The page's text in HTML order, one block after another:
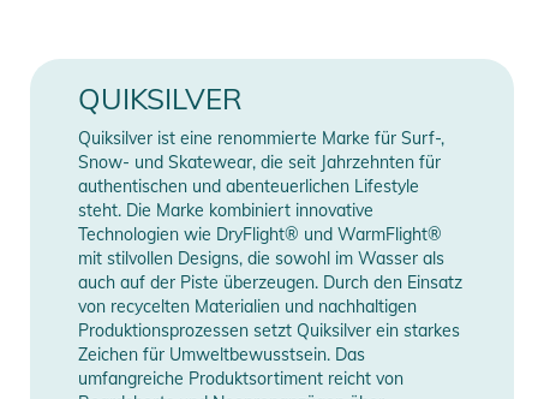
- Komfort: Schaum mit doppelter Dichte und Polarfleece für
maximalen Komfort
- OTG-kompatibel für Brillenträger
- Gläserbehandlung: Verzerrungsfreie und bruchfeste Gläser
mit Antibeschlag- und Antikratzbehandlung
- Belüftung: Klassisches Mesh
- UV-Schutz: 100 % UV-Schutz  Glasfilter der Kategorie 3 und
1 für das zusätzliche Glas
- Verpackung: Mikrofaser-Schutzbeutel
Produktinformationen und
Manufacturer
Information
Herstellerangaben
anzeigen
QUIKSILVER
Quiksilver ist eine renommierte Marke für Surf-,
Snow- und Skatewear, die seit Jahrzehnten für
authentischen und abenteuerlichen Lifestyle
steht. Die Marke kombiniert innovative
Technologien wie DryFlight® und WarmFlight®
mit stilvollen Designs, die sowohl im Wasser als
auch auf der Piste überzeugen. Durch den Einsatz
von recycelten Materialien und nachhaltigen
Produktionsprozessen setzt Quiksilver ein starkes
Zeichen für Umweltbewusstsein. Das
umfangreiche Produktsortiment reicht von